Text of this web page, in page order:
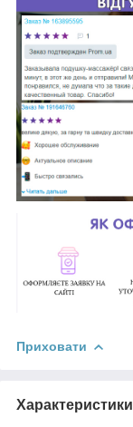
Приховати
Характеристики